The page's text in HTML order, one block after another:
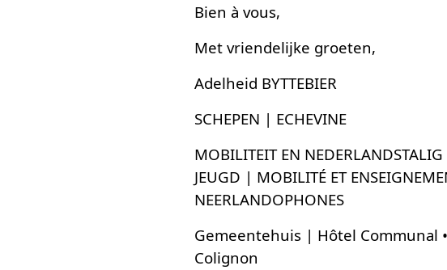
Bien à vous,
Met vriendelijke groeten,
Adelheid BYTTEBIER
SCHEPEN | ECHEVINE
MOBILITEIT EN
JEUGD | MOBILITÉ ET
NEERLANDOPHONES
Gemeentehuis | Hôtel Communal
Colignon